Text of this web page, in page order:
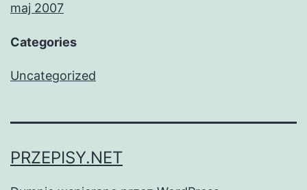
maj 2007
Categories
Uncategorized
PRZEPISY.NET